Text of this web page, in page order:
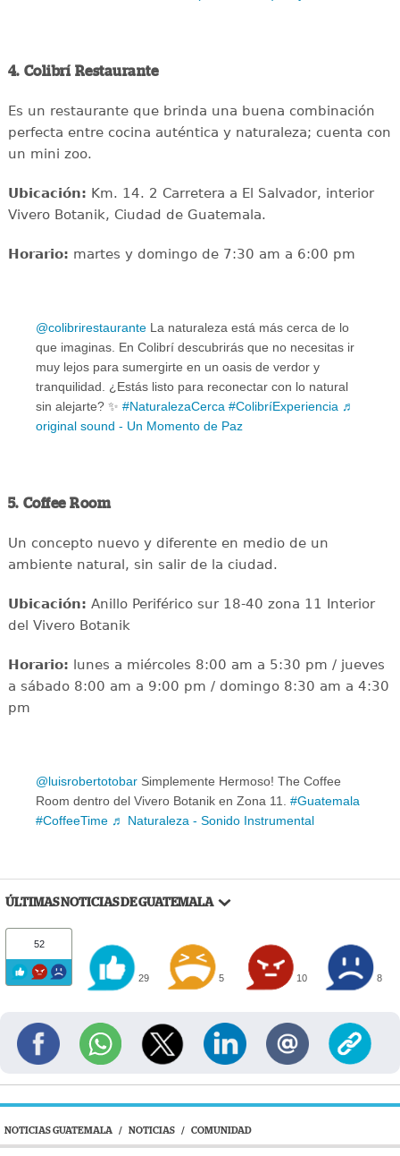
4. Colibrí Restaurante
Es un restaurante que brinda una buena combinación
perfecta entre cocina auténtica y naturaleza; cuenta con
un mini zoo.
Ubicación: Km. 14. 2 Carretera a El Salvador, interior
Vivero Botanik, Ciudad de Guatemala.
Horario: martes y domingo de 7:30 am a 6:00 pm
@colibrirestaurante La naturaleza está más cerca de lo
que imaginas. En Colibrí descubrirás que no necesitas ir
muy lejos para sumergirte en un oasis de verdor y
tranquilidad. ¿Estás listo para reconectar con lo natural
sin alejarte? ✨ #NaturalezaCerca #ColibríExperiencia ♬
original sound - Un Momento de Paz
5. Coffee Room
Un concepto nuevo y diferente en medio de un
ambiente natural, sin salir de la ciudad.
Ubicación: Anillo Periférico sur 18-40 zona 11 Interior
del Vivero Botanik
Horario: lunes a miércoles 8:00 am a 5:30 pm / jueves
a sábado 8:00 am a 9:00 pm / domingo 8:30 am a 4:30
pm
@luisrobertotobar Simplemente Hermoso! The Coffee
Room dentro del Vivero Botanik en Zona 11. #Guatemala
#CoffeeTime ♬ Naturaleza - Sonido Instrumental
ÚLTIMAS NOTICIAS DE GUATEMALA
52
29 5 10 8
NOTICIAS GUATEMALA / NOTICIAS / COMUNIDAD